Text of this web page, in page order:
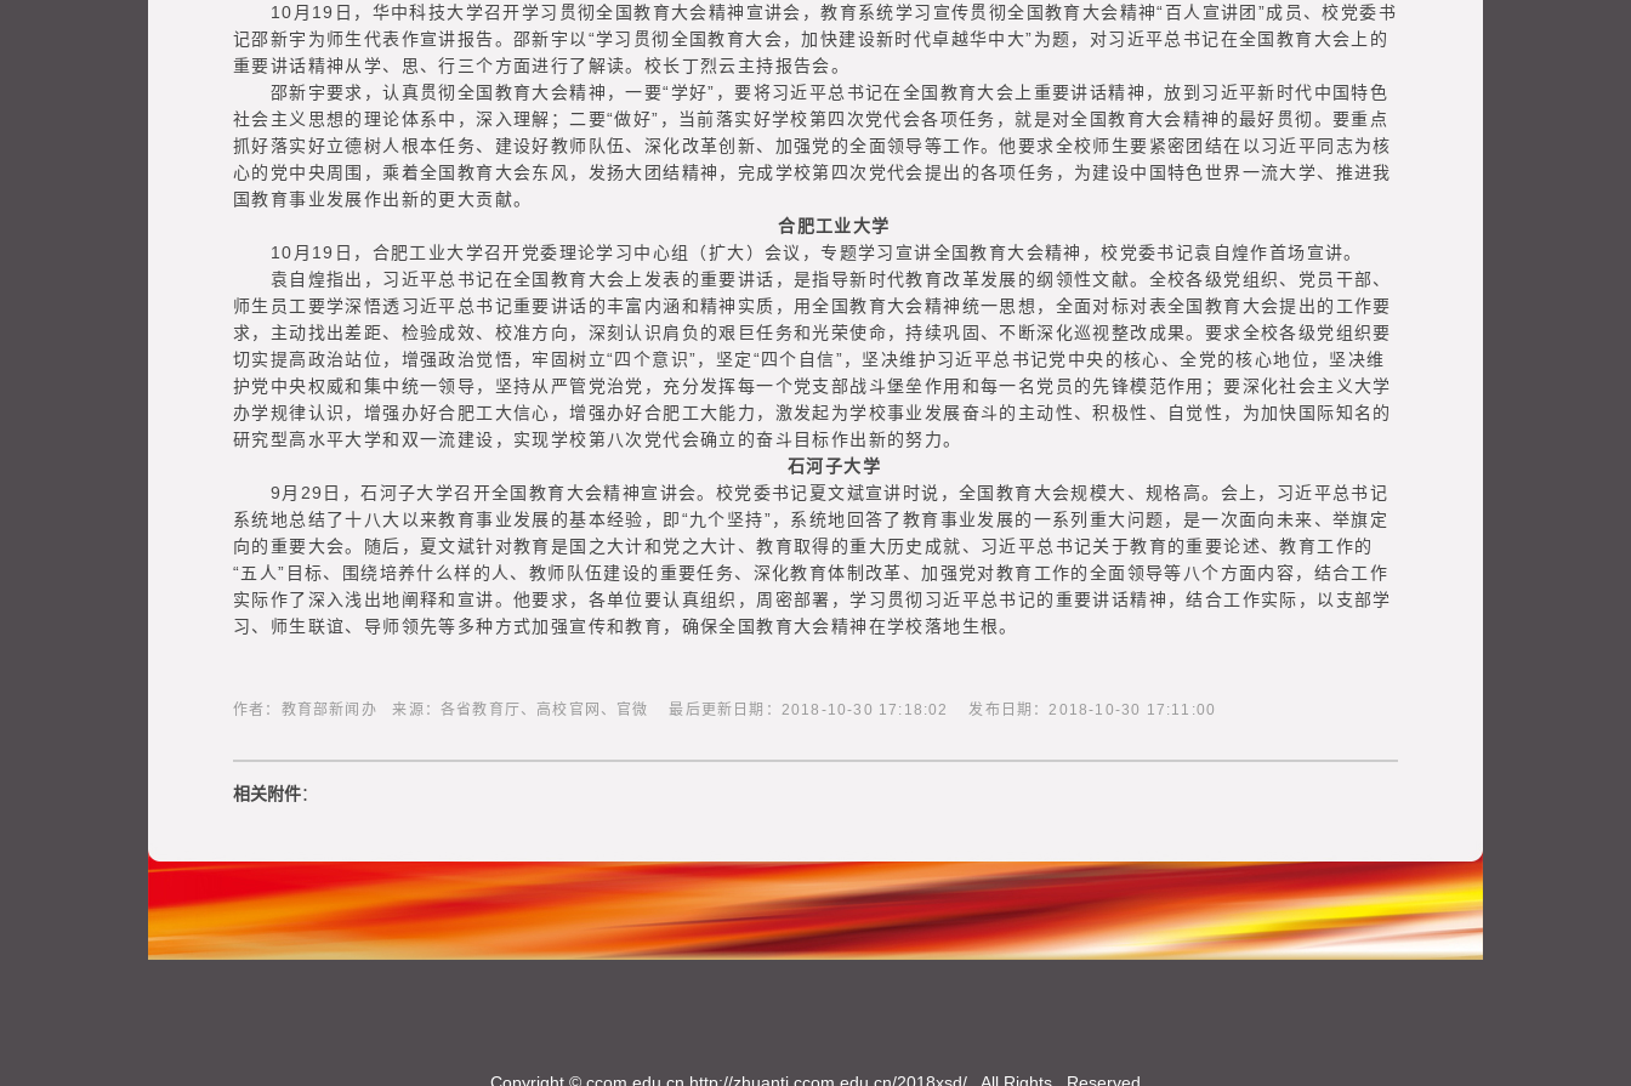
10月19日，华中科技大学召开学习贯彻全国教育大会精神宣讲会，教育系统学习宣传贯彻全国教育大会精神“百人宣讲团”成员、校党委书
记邵新宇为师生代表作宣讲报告。邵新宇以“学习贯彻全国教育大会，加快建设新时代卓越华中大”为题，对习近平总书记在全国教育大会上的
重要讲话精神从学、思、行三个方面进行了解读。校长丁烈云主持报告会。
邵新宇要求，认真贯彻全国教育大会精神，一要“学好”，要将习近平总书记在全国教育大会上重要讲话精神，放到习近平新时代中国特色
社会主义思想的理论体系中，深入理解；二要“做好”，当前落实好学校第四次党代会各项任务，就是对全国教育大会精神的最好贯彻。要重点
抓好落实好立德树人根本任务、建设好教师队伍、深化改革创新、加强党的全面领导等工作。他要求全校师生要紧密团结在以习近平同志为核
心的党中央周围，乘着全国教育大会东风，发扬大团结精神，完成学校第四次党代会提出的各项任务，为建设中国特色世界一流大学、推进我
国教育事业发展作出新的更大贡献。
合肥工业大学
10月19日，合肥工业大学召开党委理论学习中心组（扩大）会议，专题学习宣讲全国教育大会精神，校党委书记袁自煌作首场宣讲。
袁自煌指出，习近平总书记在全国教育大会上发表的重要讲话，是指导新时代教育改革发展的纲领性文献。全校各级党组织、党员干部、
师生员工要学深悟透习近平总书记重要讲话的丰富内涵和精神实质，用全国教育大会精神统一思想，全面对标对表全国教育大会提出的工作要
求，主动找出差距、检验成效、校准方向，深刻认识肩负的艰巨任务和光荣使命，持续巩固、不断深化巡视整改成果。要求全校各级党组织要
切实提高政治站位，增强政治觉悟，牢固树立“四个意识”，坚定“四个自信”，坚决维护习近平总书记党中央的核心、全党的核心地位，坚决维
护党中央权威和集中统一领导，坚持从严管党治党，充分发挥每一个党支部战斗堡垒作用和每一名党员的先锋模范作用；要深化社会主义大学
办学规律认识，增强办好合肥工大信心，增强办好合肥工大能力，激发起为学校事业发展奋斗的主动性、积极性、自觉性，为加快国际知名的
研究型高水平大学和双一流建设，实现学校第八次党代会确立的奋斗目标作出新的努力。
石河子大学
9月29日，石河子大学召开全国教育大会精神宣讲会。校党委书记夏文斌宣讲时说，全国教育大会规模大、规格高。会上，习近平总书记
系统地总结了十八大以来教育事业发展的基本经验，即“九个坚持”，系统地回答了教育事业发展的一系列重大问题，是一次面向未来、举旗定
向的重要大会。随后，夏文斌针对教育是国之大计和党之大计、教育取得的重大历史成就、习近平总书记关于教育的重要论述、教育工作的
“五人”目标、围绕培养什么样的人、教师队伍建设的重要任务、深化教育体制改革、加强党对教育工作的全面领导等八个方面内容，结合工作
实际作了深入浅出地阐释和宣讲。他要求，各单位要认真组织，周密部署，学习贯彻习近平总书记的重要讲话精神，结合工作实际，以支部学
习、师生联谊、导师领先等多种方式加强宣传和教育，确保全国教育大会精神在学校落地生根。
作者：教育部新闻办 来源：各省教育厅、高校官网、官微 最后更新日期：2018-10-30 17:18:02 发布日期：2018-10-30 17:11:00
相关附件：